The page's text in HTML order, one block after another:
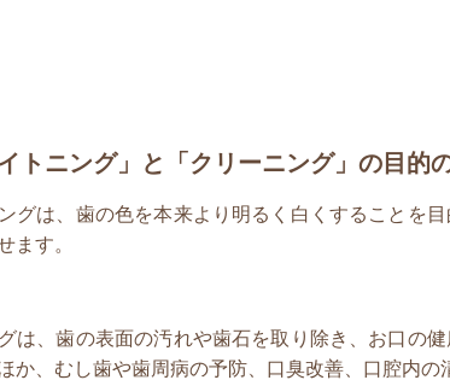
トニング」と「クリーニング」の目的
グは、歯の色を本来より明るく白くすることを
ます。
は、歯の表面の汚れや歯石を取り除き、お口の
か、むし歯や歯周病の予防、口臭改善、口腔内の